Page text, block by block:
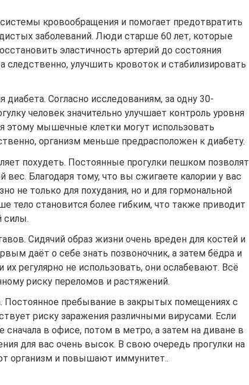
кровообращения и помогает предотвратить
заболеваний. Люди старше 60 лет, которые
эластичность артерий до состояния
следственно, улучшить кровоток и стабилизировать
диабета. Согласно исследованиям, за одну 30-
человек значительно улучшает контроль уровня
этому мышечные клетки могут использовать
организм меньше предрасположен к диабету.
похудеть. Постоянные прогулки пешком позволят
вес. Благодаря тому, что вы сжигаете калории у вас
не только для похудания, но и для гормональной
тело становится более гибким, что также приводит
силы.
Сидячий образ жизни очень вреден для костей и
даёт о себе знать позвоночник, а затем бёдра и
регулярно не использовать, они ослабевают. Всё
риску переломов и растяжений.
пребывание в закрытых помещениях с
риску заражения различными вирусами. Если
в офисе, потом в метро, а затем на диване в
для вас очень высок. В свою очередь прогулки на
организм и повышают иммунитет..